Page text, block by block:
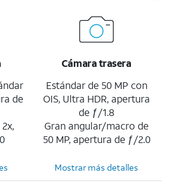
de
Cámara trasera
Estándar de 50 MP con
OIS, Ultra HDR, apertura
de ƒ/1.8
Gran angular/macro de
50 MP, apertura de ƒ/2.0
Mostrar más detalles